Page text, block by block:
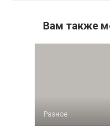
Вам также
Разное